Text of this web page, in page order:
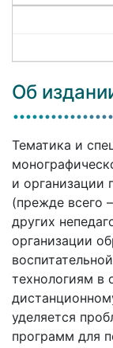
Об
Тематика и
и организации
(прежде всего
других
организации
технологиям в
уделяется
программ для